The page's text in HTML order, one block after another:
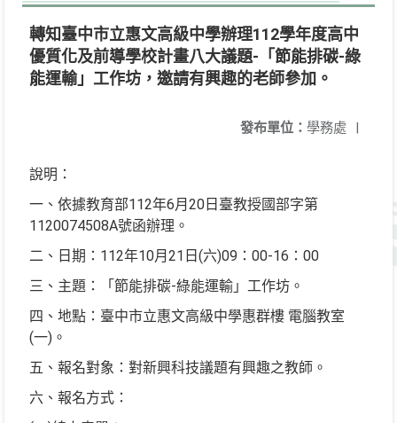
轉知臺中市立惠文高級中學辦理112學年度高中
優質化及前導學校計畫八大議題-「節能排碳-綠
能運輸」工作坊，邀請有興趣的老師參加。
發布單位： 學務處 |
說明：
一、依據教育部112年6月20日臺教授國部字第
1120074508A號函辦理。
二、日期：112年10月21日(六)09：00-16：00
三、主題：「節能排碳-綠能運輸」工作坊。
四、地點：臺中市立惠文高級中學惠群樓 電腦教室
(一)。
五、報名對象：對新興科技議題有興趣之教師。
六、報名方式：